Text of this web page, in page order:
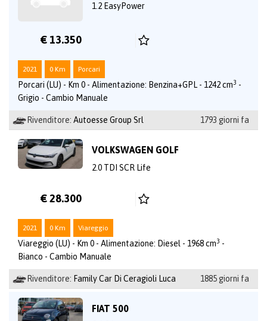
1.2 EasyPower
€ 13.350
2021 0 Km Porcari
Porcari (LU) - Km 0 - Alimentazione: Benzina+GPL - 1242 cm3 -
Grigio - Cambio Manuale
Rivenditore: Autoesse Group Srl 1793 giorni fa
VOLKSWAGEN GOLF
2.0 TDI SCR Life
€ 28.300
2021 0 Km Viareggio
Viareggio (LU) - Km 0 - Alimentazione: Diesel - 1968 cm3 -
Bianco - Cambio Manuale
Rivenditore: Family Car Di Ceragioli Luca 1885 giorni fa
FIAT 500